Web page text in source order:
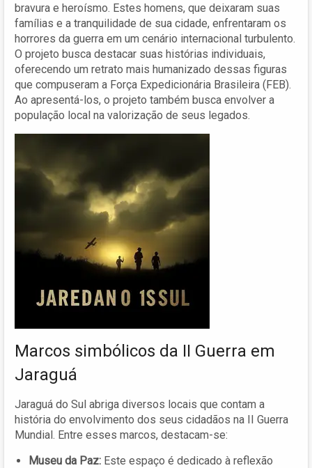
bravura e heroísmo. Estes homens, que deixaram suas
famílias e a tranquilidade de sua cidade, enfrentaram os
horrores da guerra em um cenário internacional turbulento.
O projeto busca destacar suas histórias individuais,
oferecendo um retrato mais humanizado dessas figuras
que compuseram a Força Expedicionária Brasileira (FEB).
Ao apresentá-los, o projeto também busca envolver a
população local na valorização de seus legados.
Marcos simbólicos da II Guerra em
Jaraguá
Jaraguá do Sul abriga diversos locais que contam a
história do envolvimento dos seus cidadãos na II Guerra
Mundial. Entre esses marcos, destacam-se:
Museu da Paz: Este espaço é dedicado à reflexão